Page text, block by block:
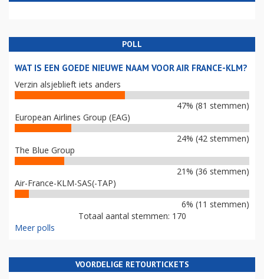
POLL
WAT IS EEN GOEDE NIEUWE NAAM VOOR AIR FRANCE-KLM?
Verzin alsjeblieft iets anders
47% (81 stemmen)
European Airlines Group (EAG)
24% (42 stemmen)
The Blue Group
21% (36 stemmen)
Air-France-KLM-SAS(-TAP)
6% (11 stemmen)
Totaal aantal stemmen: 170
Meer polls
VOORDELIGE RETOURTICKETS